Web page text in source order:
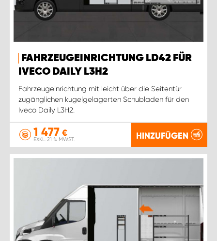
FAHRZEUGEINRICHTUNG LD42 FÜR
IVECO DAILY L3H2
Fahrzeugeinrichtung mit leicht über die Seitentür
zugänglichen kugelgelagerten Schubladen für den
Iveco Daily L3H2.
1 477 €
EXKL. 21 % MWST. HINZUFÜGEN